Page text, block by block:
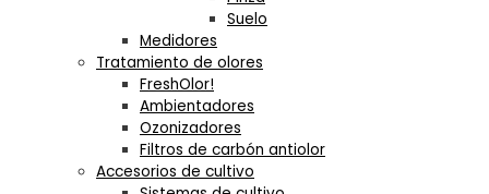
Suelo
Medidores
Tratamiento de olores
FreshOlor!
Ambientadores
Ozonizadores
Filtros de carbón antiolor
Accesorios de cultivo